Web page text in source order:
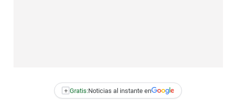
+ Gratis:Noticias al instante en